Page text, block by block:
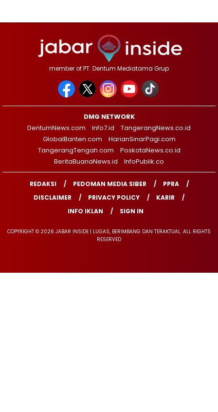
member of PT. Dentum Mediatama Grup
DMG NETWORK
DentumNews.com
Info7.id
TangerangNews.co.id
GlobalBanten.com
HarianSinarPagi.com
TangerangTengah.com
PoskotaNews.co.id
BeritaBuanaNews.id
InfoPublik.co
REDAKSI PEDOMAN MEDIA SIBER
PPRA
DISCLAIMER
PRIVACY POLICY
KARIR
INFO IKLAN
SIGN IN
COPYRIGHT © 2026 JABAR INSIDE | LUGAS, BERIMBANG DAN TERAKTUAL. ALL RIGHTS
RESERVED